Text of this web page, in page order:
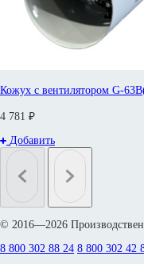
Кожух с вентилятором G-
4 781 ₽
Добавить
© 2016—2026
8 800 302 88 24 8 800 302 42